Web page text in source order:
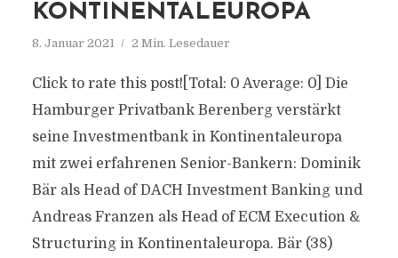
KONTINENTALEUROPA
8. Januar 2021 2 Min. Lesedauer
Click to rate this post![Total: 0 Average: 0] Die
Hamburger Privatbank Berenberg verstärkt
seine Investmentbank in Kontinentaleuropa
mit zwei erfahrenen Senior-Bankern: Dominik
Bär als Head of DACH Investment Banking und
Andreas Franzen als Head of ECM Execution &
Structuring in Kontinentaleuropa. Bär (38)